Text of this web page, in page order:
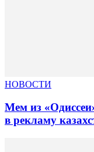
НОВОСТИ
Мем из
в рекламу